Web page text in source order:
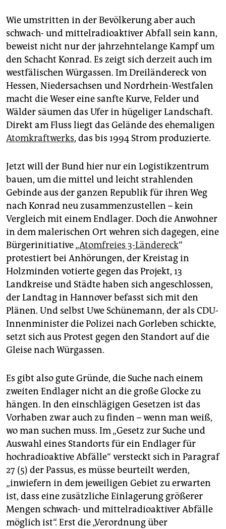
Wie umstritten in der Bevölkerung aber auch
schwach- und mittelradioaktiver Abfall sein kann,
beweist nicht nur der jahrzehntelange Kampf um
den Schacht Konrad. Es zeigt sich derzeit auch im
westfälischen Würgassen. Im Dreiländereck von
Hessen, Niedersachsen und Nordrhein-Westfalen
macht die Weser eine sanfte Kurve, Felder und
Wälder säumen das Ufer in hügeliger Landschaft.
Direkt am Fluss liegt das Gelände des ehemaligen
Atomkraftwerks, das bis 1994 Strom produzierte.
Jetzt will der Bund hier nur ein Logistikzentrum
bauen, um die mittel und leicht strahlenden
Gebinde aus der ganzen Republik für ihren Weg
nach Konrad neu zusammenzustellen – kein
Vergleich mit einem Endlager. Doch die Anwohner
in dem malerischen Ort wehren sich dagegen, eine
Bürgerinitiative „Atomfreies 3-Ländereck“
protestiert bei Anhörungen, der Kreistag in
Holzminden votierte gegen das Projekt, 13
Landkreise und Städte haben sich angeschlossen,
der Landtag in Hannover befasst sich mit den
Plänen. Und selbst Uwe Schünemann, der als CDU-
Innenminister die Polizei nach Gorleben schickte,
setzt sich aus Protest gegen den Standort auf die
Gleise nach Würgassen.
Es gibt also gute Gründe, die Suche nach einem
zweiten Endlager nicht an die große Glocke zu
hängen. In den einschlägigen Gesetzen ist das
Vorhaben zwar auch zu finden – wenn man weiß,
wo man suchen muss. Im „Gesetz zur Suche und
Auswahl eines Standorts für ein Endlager für
hochradioaktive Abfälle“ versteckt sich in Paragraf
27 (5) der Passus, es müsse beurteilt werden,
„inwiefern in dem jeweiligen Gebiet zu erwarten
ist, dass eine zusätzliche Einlagerung größerer
Mengen schwach- und mittelradioaktiver Abfälle
möglich ist“. Erst die „Verordnung über